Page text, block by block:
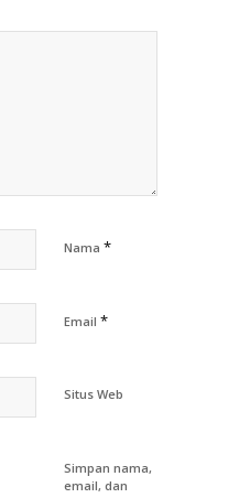
Nama *
Email *
Situs Web
Simpan nama,
email, dan